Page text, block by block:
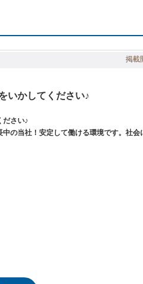
掲載
いかしてください♪
ださい♪
中の当社！安定して働ける環境です。社会